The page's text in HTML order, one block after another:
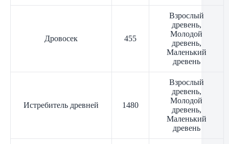
Дровосек 455
Взрослый
древень,
Молодой
древень,
Маленький
древень
Истребитель древней 1480
Взрослый
древень,
Молодой
древень,
Маленький
древень